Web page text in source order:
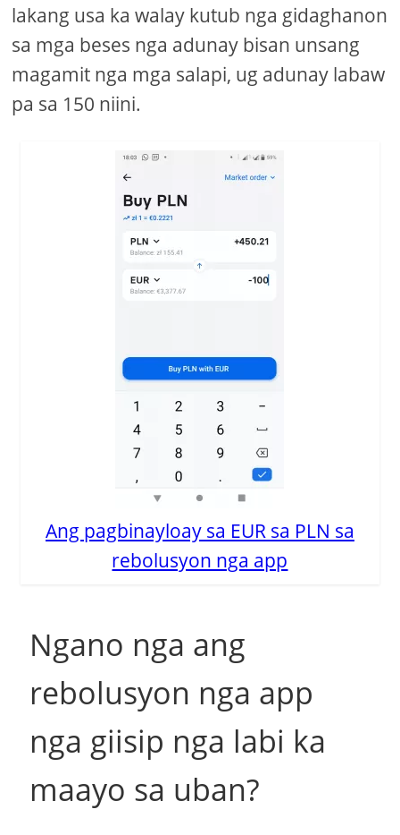
lakang usa ka walay kutub nga gidaghanon
sa mga beses nga adunay bisan unsang
magamit nga mga salapi, ug adunay labaw
pa sa 150 niini.
Ang pagbinayloay sa EUR sa PLN sa
rebolusyon nga app
Ngano nga ang
rebolusyon nga app
nga giisip nga labi ka
maayo sa uban?